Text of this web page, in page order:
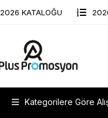
2026 KATALOĞU
Kategorilere Göre